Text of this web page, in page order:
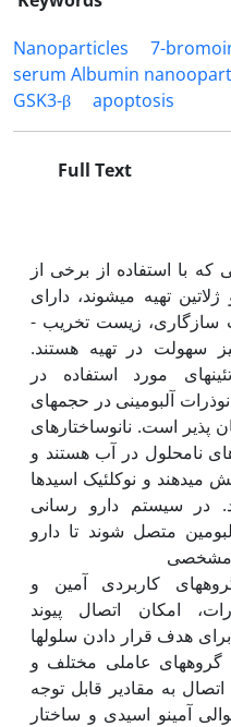
Nanoparticles
7-
serum Albumin
GSK3-β
apoptosis
Full Text
که با استفاده از برخی از
ژلاتین تهیه می­شوند، دارای
ویژگی­های مناسب ازجمله زیست­ سازگاری، زیست­ تخریب ­
سهولت در تهیه هستند.
آلبومین از پرکاربردترین پروتئین‫های مورد استفاده در
آلبومینی در حجم­های
پذیر است. نانوساختارهای
نامحلول در آب هستند و
و نوکلئیک اسیدها
در سیستم دارو رسانی
متصل شوند تا دارو
مشخصی
کاربردی آمین و
امکان اتصال پیوند
هدف قرار دادن سلول­ها
گروه­های عاملی مختلف و
به مقادیر قابل توجه
آمینو اسیدی و ساختار